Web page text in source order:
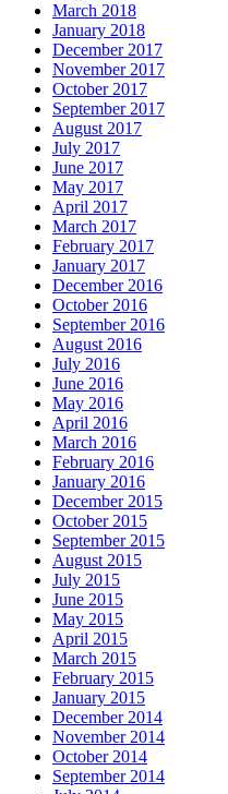
March 2018
January 2018
December 2017
November 2017
October 2017
September 2017
August 2017
July 2017
June 2017
May 2017
April 2017
March 2017
February 2017
January 2017
December 2016
October 2016
September 2016
August 2016
July 2016
June 2016
May 2016
April 2016
March 2016
February 2016
January 2016
December 2015
October 2015
September 2015
August 2015
July 2015
June 2015
May 2015
April 2015
March 2015
February 2015
January 2015
December 2014
November 2014
October 2014
September 2014